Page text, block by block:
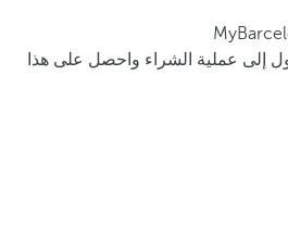
إلى عملية الشراء واحصل على هذا